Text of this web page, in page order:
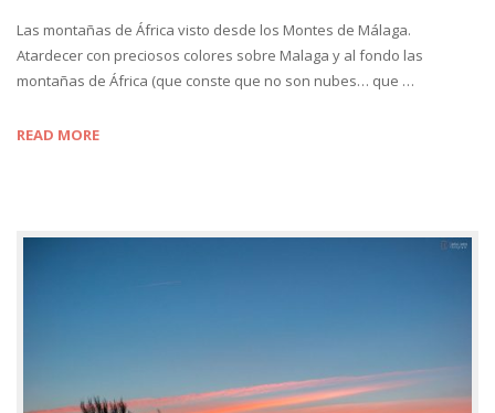
Las montañas de África visto desde los Montes de Málaga.
Atardecer con preciosos colores sobre Malaga y al fondo las
montañas de África (que conste que no son nubes… que …
READ MORE